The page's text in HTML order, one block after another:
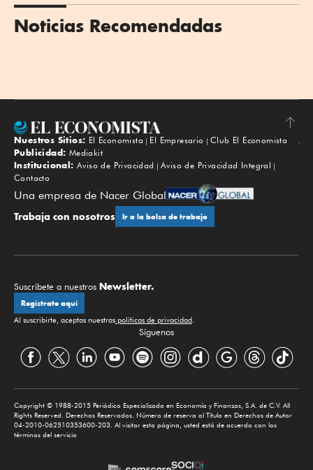
Noticias Recomendadas
Subir
Nuestros Sitios: El Economista El Empresario
Club El Economista
Publicidad: Mediakit
Institucional: Aviso de Privacidad
Aviso de Privacidad Integral
Contacto
Una empresa de Nacer Global
Trabaja con nosotros Ir a la bolsa de trabajo
Suscríbete a nuestros Newsletter.
Regístrate aquí
Al suscribirte, aceptas nuestras políticas de privacidad.
Síguenos
Copyright © 1988-2015 Periódico Especializado en Economía y Finanzas, S.A. de C.V. All
Rights Reserved. Derechos Reservados. Número de reserva al Título en Derechos de Autor
04-2010-062510353600-203. Al visitar esta página, usted está de acuerdo con los
términos del servicio